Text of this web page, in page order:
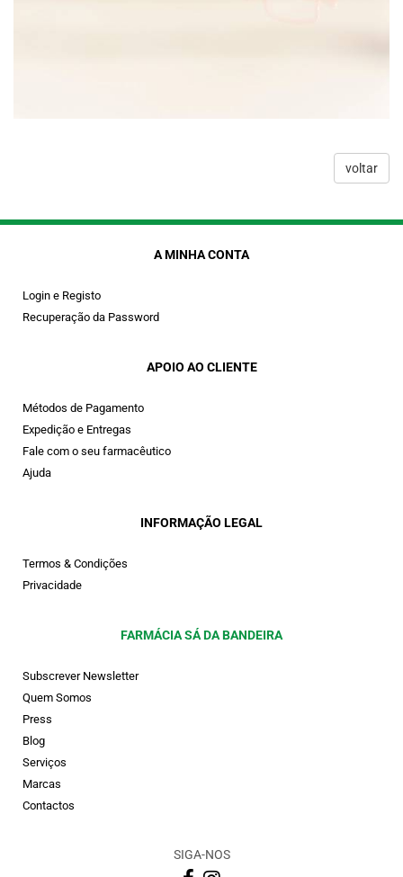
voltar
A MINHA CONTA
Login e Registo
Recuperação da Password
APOIO AO CLIENTE
Métodos de Pagamento
Expedição e Entregas
Fale com o seu farmacêutico
Ajuda
INFORMAÇÃO LEGAL
Termos & Condições
Privacidade
FARMÁCIA SÁ DA BANDEIRA
Subscrever Newsletter
Quem Somos
Press
Blog
Serviços
Marcas
Contactos
SIGA-NOS